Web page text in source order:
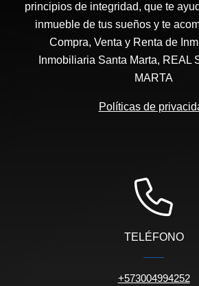
principios de integridad, que te
inmueble de tus sueños y te
Compra, Venta y Renta de
Inmobiliaria Santa Marta, REAL
MARTA
Políticas de
TELÉFONO
+573004994252